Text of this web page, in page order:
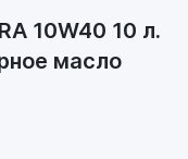
10W40 10 л.
масло